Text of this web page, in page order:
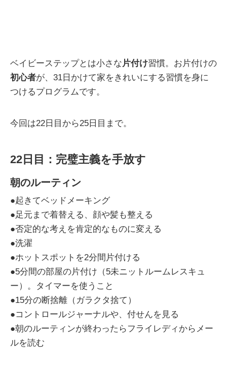
ベイビーステップとは小さな片付け習慣。お片付けの
初心者が、31日かけて家をきれいにする習慣を身に
つけるプログラムです。
今回は22日目から25日目まで。
22日目：完璧主義を手放す
朝のルーティン
●起きてベッドメーキング
●足元まで着替える、顔や髪も整える
●否定的な考えを肯定的なものに変える
●洗濯
●ホットスポットを2分間片付ける
●5分間の部屋の片付け（5未ニットルームレスキュ
ー）。タイマーを使うこと
●15分の断捨離（ガラクタ捨て）
●コントロールジャーナルや、付せんを見る
●朝のルーティンが終わったらフライレディからメー
ルを読む